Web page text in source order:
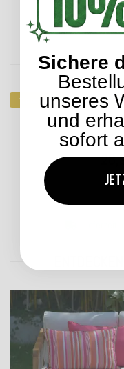
Kunden
Top bewertet
H.O.C.K. Versatil
Sichere
unseres
und
sofort